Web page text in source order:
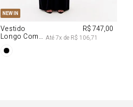
NEW IN
PP M
Vestido
Longo Com
Na Frente
R$ 747,00
Até7x de R$ 106,71